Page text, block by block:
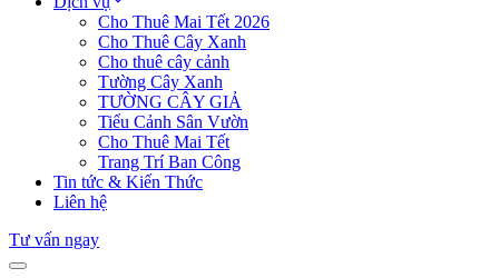
Cho Thuê Mai Tết 2026
Cho Thuê Cây Xanh
Cho thuê cây cảnh
Tường Cây Xanh
TƯỜNG CÂY GIẢ
Tiểu Cảnh Sân Vườn
Cho Thuê Mai Tết
Trang Trí Ban Công
Tin tức & Kiến Thức
Liên hệ
Tư vấn ngay